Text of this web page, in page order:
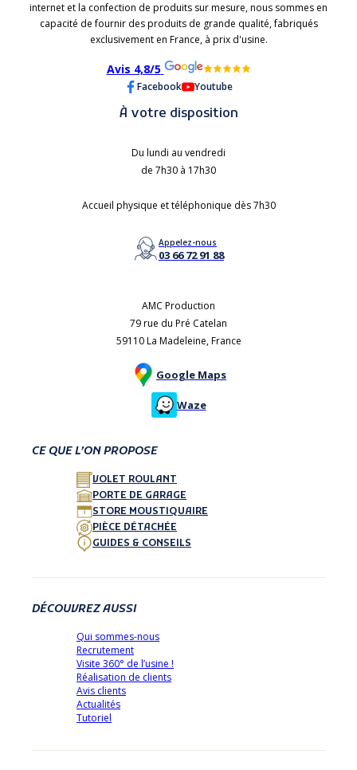
internet et la confection de produits sur mesure, nous sommes en
capacité de fournir des produits de grande qualité, fabriqués
exclusivement en France, à prix d'usine.
Avis 4,8/5
Facebook Youtube
À votre disposition
Du lundi au vendredi
de 7h30 à 17h30
Accueil physique et téléphonique dès 7h30
Appelez-nous
03 66 72 91 88
AMC Production
79 rue du Pré Catelan
59110 La Madeleine, France
Google Maps
Waze
CE QUE L’ON PROPOSE
VOLET ROULANT
PORTE DE GARAGE
STORE MOUSTIQUAIRE
PIÈCE DÉTACHÉE
GUIDES & CONSEILS
DÉCOUVREZ AUSSI
Qui sommes-nous
Recrutement
Visite 360° de l’usine !
Réalisation de clients
Avis clients
Actualités
Tutoriel